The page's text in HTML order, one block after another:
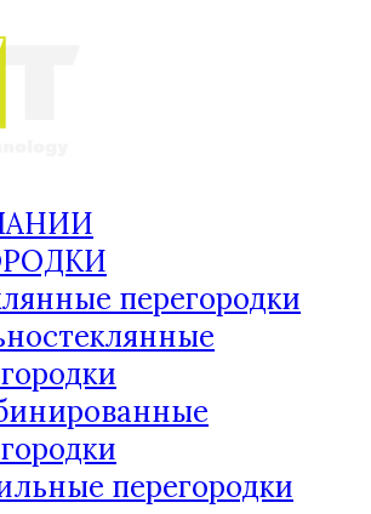
перегородки
перегородки